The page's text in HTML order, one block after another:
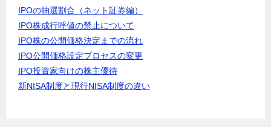
IPOの抽選割合（ネット証券編）
IPO株成行呼値の禁止について
IPO株の公開価格決定までの流れ
IPO公開価格設定プロセスの変更
IPO投資家向けの株主優待
新NISA制度と現行NISA制度の違い